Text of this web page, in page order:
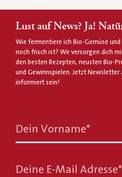
Lust auf News? Ja!
Wie fermentiere ich Bio-Gemüse
noch frisch ist? Wir versorgen dich
den besten Rezepten, neusten Bio-
und Gewinnspielen. Jetzt
informiert sein!
Dein Vorname*
Deine E-Mail Adresse*